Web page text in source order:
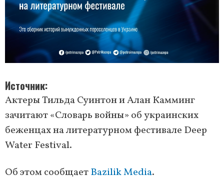
Источник
Актеры Тильда Суинтон и Алан Камминг
зачитают «Словарь войны» об украинских
беженцах на литературном фестивале Deep
Water Festival.
Об этом сообщаетBazilik Media.